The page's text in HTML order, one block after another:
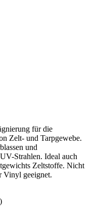
für die
Zelt- und Tarpgewebe.
und
Strahlen. Ideal auch
Zeltstoffe. Nicht
Vinyl geeignet.